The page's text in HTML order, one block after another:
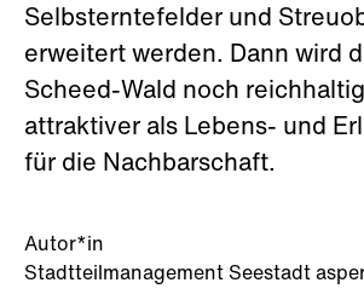
Autor*in
Stadtteilmanagement Seestadt
Selbsterntefelder und
erweitert werden. Dann wird
Scheed-Wald noch
attraktiver als Lebens- und
für die Nachbarschaft.